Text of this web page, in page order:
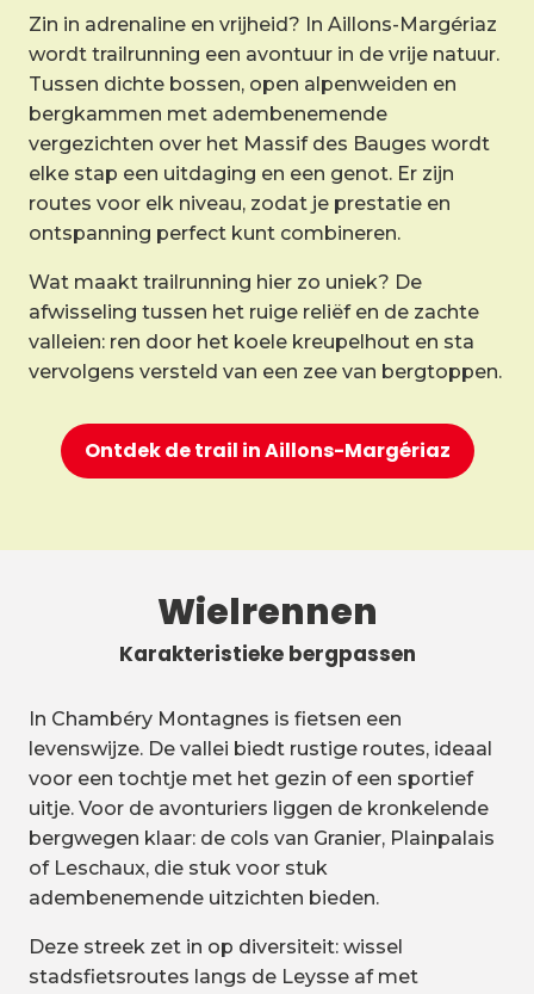
Zin in adrenaline en vrijheid? In Aillons-Margériaz
wordt trailrunning een avontuur in de vrije natuur.
Tussen dichte bossen, open alpenweiden en
bergkammen met adembenemende
vergezichten over het Massif des Bauges wordt
elke stap een uitdaging en een genot. Er zijn
routes voor elk niveau, zodat je prestatie en
ontspanning perfect kunt combineren.
Wat maakt trailrunning hier zo uniek? De
afwisseling tussen het ruige reliëf en de zachte
valleien: ren door het koele kreupelhout en sta
vervolgens versteld van een zee van bergtoppen.
Ontdek de trail in Aillons-Margériaz
Wielrennen
Karakteristieke bergpassen
In Chambéry Montagnes is fietsen een
levenswijze. De vallei biedt rustige routes, ideaal
voor een tochtje met het gezin of een sportief
uitje. Voor de avonturiers liggen de kronkelende
bergwegen klaar: de cols van Granier, Plainpalais
of Leschaux, die stuk voor stuk
adembenemende uitzichten bieden.
Deze streek zet in op diversiteit: wissel
stadsfietsroutes langs de Leysse af met